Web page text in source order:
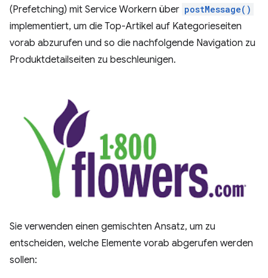
(Prefetching) mit Service Workern über postMessage()
implementiert, um die Top-Artikel auf Kategorieseiten
vorab abzurufen und so die nachfolgende Navigation zu
Produktdetailseiten zu beschleunigen.
Sie verwenden einen gemischten Ansatz, um zu
entscheiden, welche Elemente vorab abgerufen werden
sollen: